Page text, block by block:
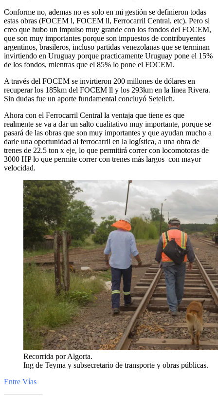
Conforme no, ademas no es solo en mi gestión se definieron todas
estas obras (FOCEM l, FOCEM ll, Ferrocarril Central, etc). Pero si
creo que hubo un impulso muy grande con los fondos del FOCEM,
que son muy importantes porque son impuestos de contribuyentes
argentinos, brasileros, incluso partidas venezolanas que se terminan
invirtiendo en Uruguay porque practicamente Uruguay pone el 15%
de los fondos, mientras que el 85% lo pone el FOCEM.
A través del FOCEM se invirtieron 200 millones de dólares en
recuperar los 185km del FOCEM ll y los 293km en la línea Rivera.
Sin dudas fue un aporte fundamental concluyó Setelich.
Ahora con el Ferrocarril Central la ventaja que tiene es que
realmente se va a dar un salto cualitativo muy importante, porque se
pasará de las obras que son muy importantes y que ayudan mucho a
darle una oportunidad al ferrocarril en la logística, a una obra de
trenes de 22.5 ton x eje, lo que permitirá correr con locomotoras de
3000 HP lo que permite correr con trenes más largos con mayor
velocidad.
Recorrida por Algorta.
Ing de Teyma y subsecretario de transporte y obras públicas.
Entre Vías